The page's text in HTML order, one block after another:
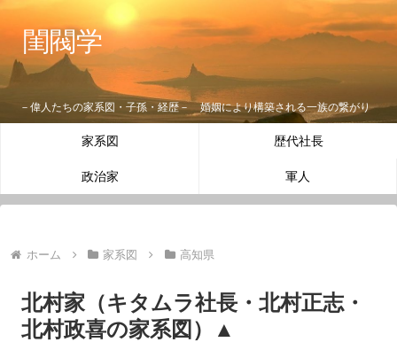
閨閥学
－偉人たちの家系図・子孫・経歴－ 婚姻により構築される一族の繋がり
家系図 歴代社長
政治家 軍人
ホーム 家系図 高知県
北村家（キタムラ社長・北村正志・
北村政喜の家系図）▲